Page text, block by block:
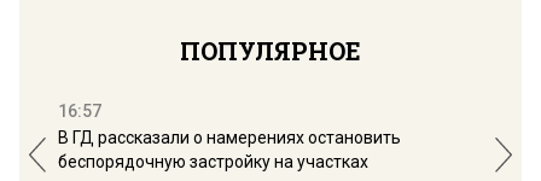
ПОПУЛЯРНОЕ
16:57
В ГД рассказали о намерениях остановить
беспорядочную застройку на участках